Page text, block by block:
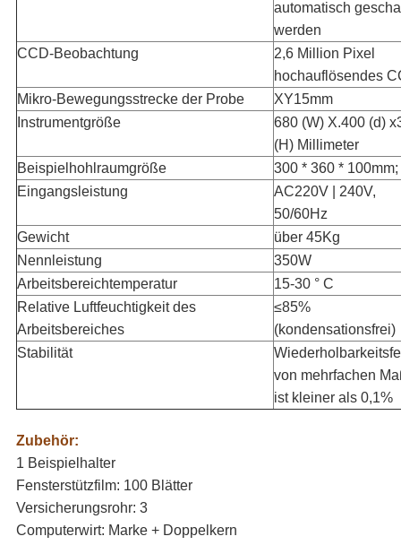
automatisch
werden
CCD-Beobachtung
2,6 Million Pixel
hochauflösendes
Mikro-Bewegungsstrecke der Probe
XY15mm
Instrumentgröße
680 (W) X.400 (d)
(H) Millimeter
Beispielhohlraumgröße
300 * 360 * 100mm;
Eingangsleistung
AC220V | 240V,
50/60Hz
Gewicht
über 45Kg
Nennleistung
350W
Arbeitsbereichtemperatur
15-30 ° C
Relative Luftfeuchtigkeit des
Arbeitsbereiches
≤85%
(kondensationsfrei)
Stabilität
von mehrfachen
ist kleiner als 0,1%
Zubehör:
1 Beispielhalter
Fensterstützfilm: 100 Blätter
Versicherungsrohr: 3
Computerwirt: Marke + Doppelkern